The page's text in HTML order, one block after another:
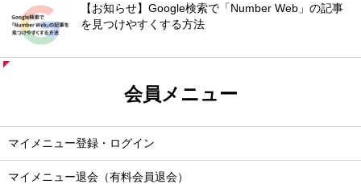
【お知らせ】Google検索で「Number Web」の記事
を見つけやすくする方法
会員メニュー
マイメニュー登録・ログイン
マイメニュー退会（有料会員退会）